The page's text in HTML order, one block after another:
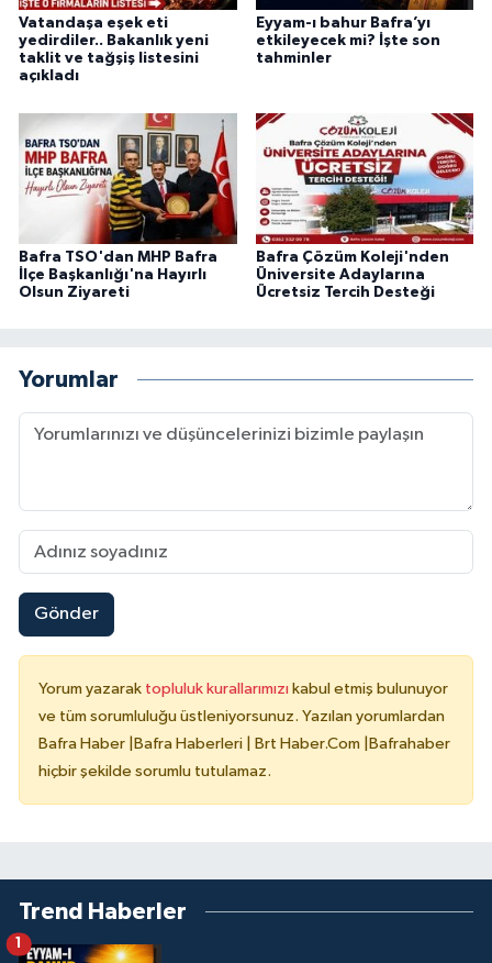
Vatandaşa eşek eti
yedirdiler.. Bakanlık yeni
taklit ve tağşiş listesini
açıkladı
Eyyam-ı bahur Bafra’yı
etkileyecek mi? İşte son
tahminler
Bafra TSO'dan MHP Bafra
İlçe Başkanlığı'na Hayırlı
Olsun Ziyareti
Bafra Çözüm Koleji'nden
Üniversite Adaylarına
Ücretsiz Tercih Desteği
Yorumlar
Gönder
Yorum yazarak topluluk kurallarımızı kabul etmiş bulunuyor
ve tüm sorumluluğu üstleniyorsunuz. Yazılan yorumlardan
Bafra Haber |Bafra Haberleri | Brt Haber.Com |Bafrahaber
hiçbir şekilde sorumlu tutulamaz.
Trend Haberler
1